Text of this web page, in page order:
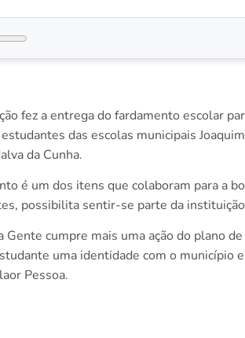
fez a entrega do fardamento escolar
das escolas municipais
da Cunha.
é um dos itens que colaboram para a
possibilita sentir-se parte da
cumpre mais uma ação do plano
uma identidade com o município
Pessoa.